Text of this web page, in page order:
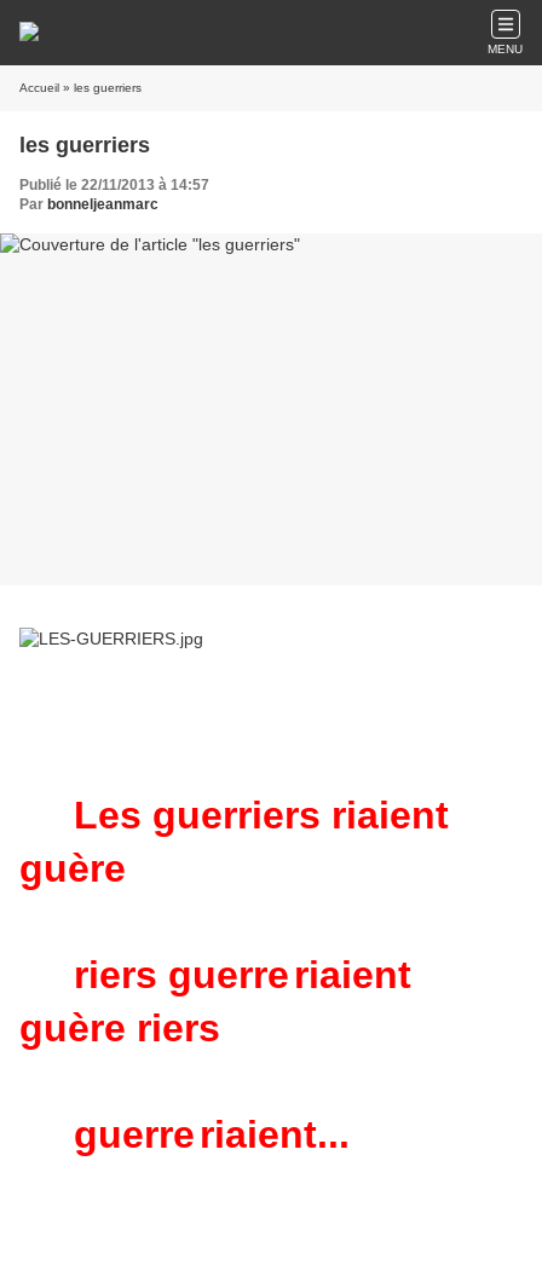
MENU
Accueil » les guerriers
les guerriers
Publié le 22/11/2013 à 14:57
Par bonneljeanmarc
Les guerriers riaient
guère
riers guerreriaient
guère riers
guerreriaient...